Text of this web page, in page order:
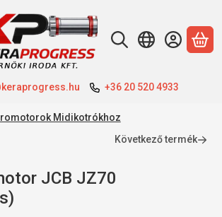
+36 20 520 4933
A
Midikotrókhoz
Következő termék
JCB JZ70